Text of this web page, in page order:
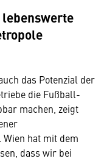
lebenswerte
das Potenzial der
die Fußball-
machen, zeigt
hat mit dem
dass wir bei